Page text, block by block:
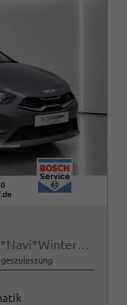
Silver 1.5 T-GDi, DCT Android Auto*Navi*WinterPak*Kamera*Klima*PDC hinten